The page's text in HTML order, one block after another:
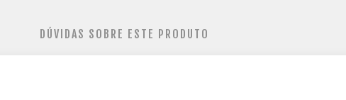
DÚVIDAS SOBRE ESTE PRODUTO